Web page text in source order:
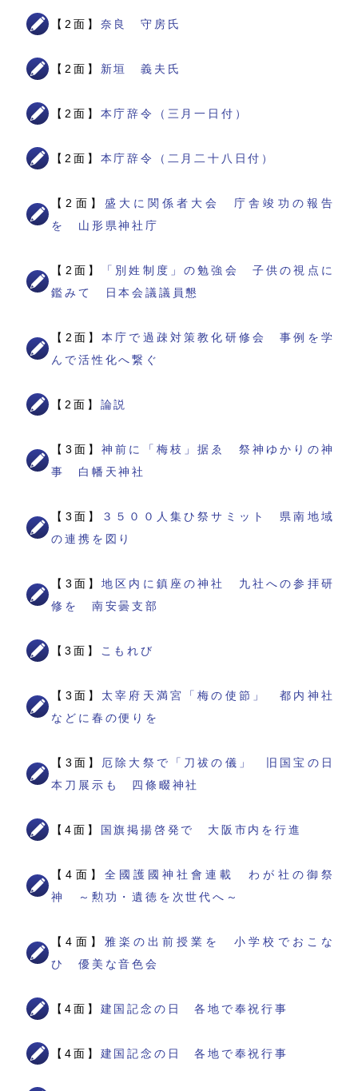
【2面】 奈良 守房氏
【2面】 新垣 義夫氏
【2面】 本庁辞令（三月一日付）
【2面】 本庁辞令（二月二十八日付）
【2面】 盛大に関係者大会 庁舎竣功の報告
を 山形県神社庁
【2面】
「別姓制度」の勉強会 子供の視点に
鑑みて 日本会議議員懇
【2面】本庁で過疎対策教化研修会 事例を学
んで活性化へ繋ぐ
【2面】 論説
【3面】神前に「梅枝」据ゑ 祭神ゆかりの神
事 白幡天神社
【3面】
３５００人集ひ祭サミット 県南地域
の連携を図り
【3面】地区内に鎮座の神社 九社への参拝研
修を 南安曇支部
【3面】 こもれび
【3面】 太宰府天満宮「梅の使節」 都内神社
などに春の便りを
【3面】
厄除大祭で「刀祓の儀」 旧国宝の日
本刀展示も 四條畷神社
【4面】 国旗掲揚啓発で 大阪市内を行進
【4面】 全國護國神社會連載 わが社の御祭
神 ～勲功・遺徳を次世代へ～
【4面】 雅楽の出前授業を 小学校でおこな
ひ 優美な音色会
【4面】 建国記念の日 各地で奉祝行事
【4面】 建国記念の日 各地で奉祝行事